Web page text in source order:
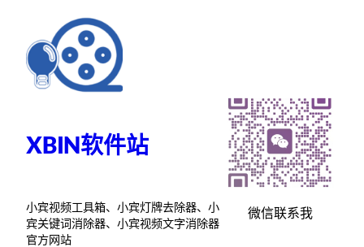
XBIN软件站
小宾视频工具箱、小宾灯牌去除器、小
宾关键词消除器、小宾视频文字消除器
官方网站
微信联系我